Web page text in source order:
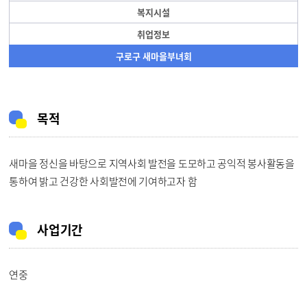
복지시설
취업정보
구로구 새마을부녀회
목적
새마을 정신을 바탕으로 지역사회 발전을 도모하고 공익적 봉사활동을
통하여 밝고 건강한 사회발전에 기여하고자 함
사업기간
연중